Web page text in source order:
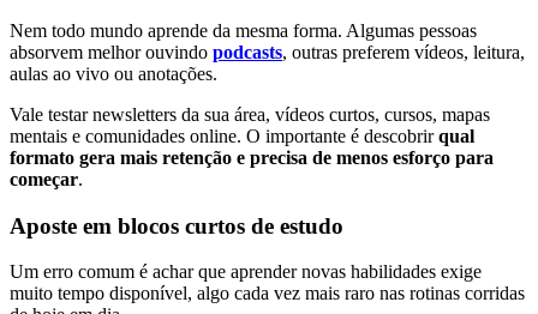
Nem todo mundo aprende da mesma forma. Algumas pessoas
absorvem melhor ouvindo podcasts, outras preferem vídeos, leitura,
aulas ao vivo ou anotações.
Vale testar newsletters da sua área, vídeos curtos, cursos, mapas
mentais e comunidades online. O importante é descobrirqual
formato gera mais retenção e precisa de menos esforço para
começar.
Aposte em blocos curtos de estudo
Um erro comum é achar que aprender novas habilidades exige
muito tempo disponível, algo cada vez mais raro nas rotinas corridas